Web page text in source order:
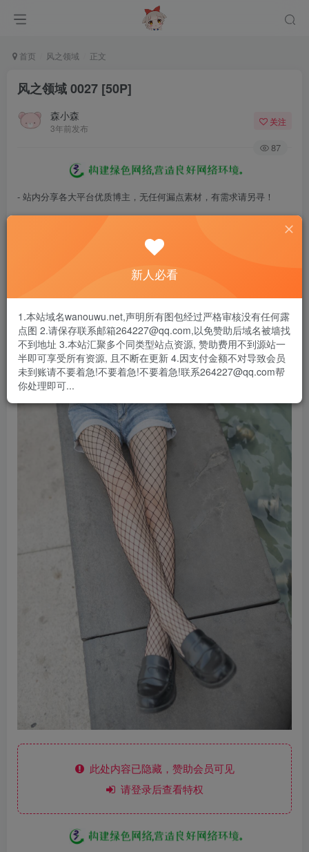
首页 风之领域 正文
风之领域 0027 [50P]
森小森
3年前发布
关注
87
- 站内分享各大平台优质博主，无任何漏点素材，有需求请另寻！
- 百度网盘提示提取码错误，请更换浏览器重试，这是百度网盘版本问
- 遇见解压密码不对、无法解压，请查看
- 资源失效/充值未到账/账号解禁...等问题请《提交工单》
此处内容已隐藏，赞助会员可见
请登录后查看特权
新人必看
1.本站域名wanouwu.net,声明所有图包经过严格审核没有任何露
点图 2.请保存联系邮箱264227@qq.com,以免赞助后域名被墙找
不到地址 3.本站汇聚多个同类型站点资源, 赞助费用不到源站一
半即可享受所有资源, 且不断在更新 4.因支付金额不对导致会员
未到账请不要着急!不要着急!不要着急!联系264227@qq.com帮
你处理即可...